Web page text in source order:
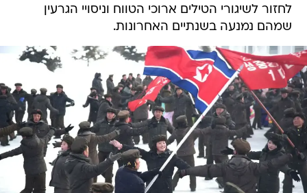
לחזור לשיגורי הטילים ארוכי הטווח וניסויי הגרעין
שמהם נמנעה בשנתיים האחרונות.